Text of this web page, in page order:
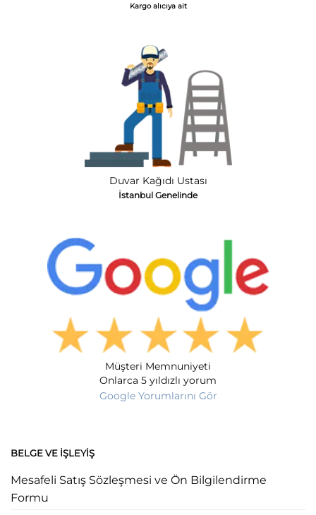
Kargo alıcıya ait
Duvar Kağıdı Ustası
İstanbul Genelinde
Müşteri Memnuniyeti
Onlarca 5 yıldızlı yorum
Google Yorumlarını Gör
BELGE VE İŞLEYIŞ
Mesafeli Satış Sözleşmesi ve Ön Bilgilendirme
Formu